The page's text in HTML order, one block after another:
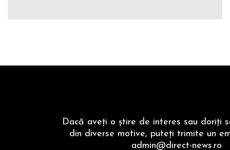
Dacă aveţi o ştire de interes sau doriţi
din diverse motive, puteţi trimite un
admin@direct-news.ro